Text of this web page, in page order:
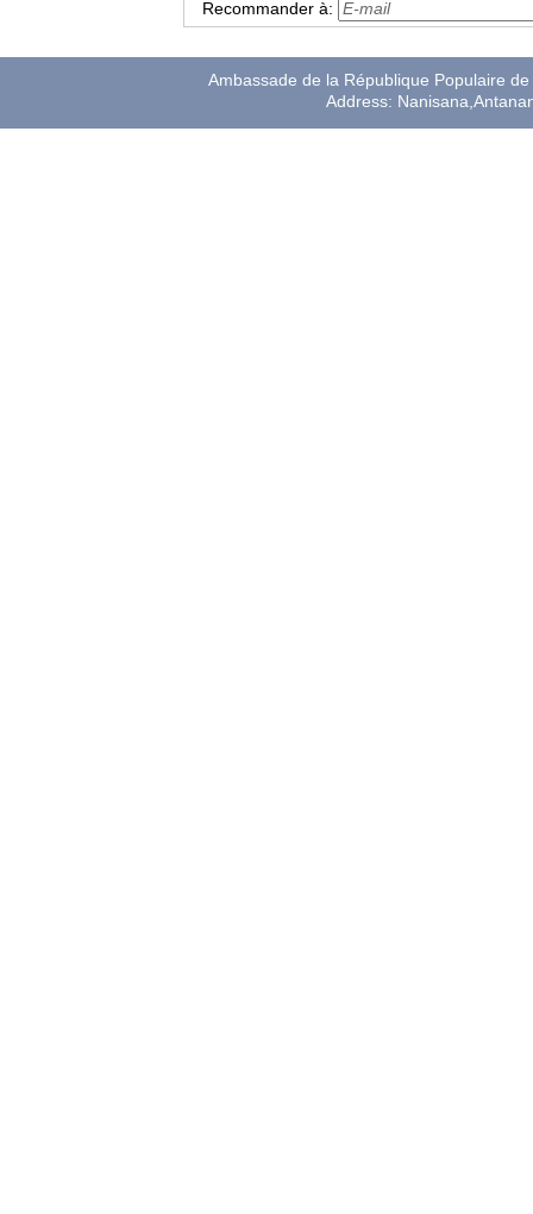
Recommander à:
Ambassade de la République Populaire
Address: